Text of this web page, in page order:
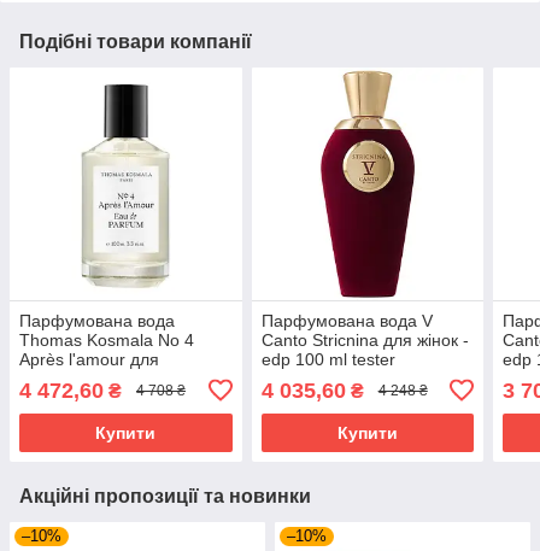
Подібні товари компанії
Парфумована вода
Thomas Kosmala No 4
Après l'amour для
чоловіків і жінок - edp 100
ml tester
4 472,60 ₴ 4 708 ₴
Купити
Парфумована вода V
Canto Stricnina для жінок -
edp 100 ml tester
4 035,60₴ 4 248 ₴
Купити
edp
3
Акційні пропозиції та новинки
–10% –10%